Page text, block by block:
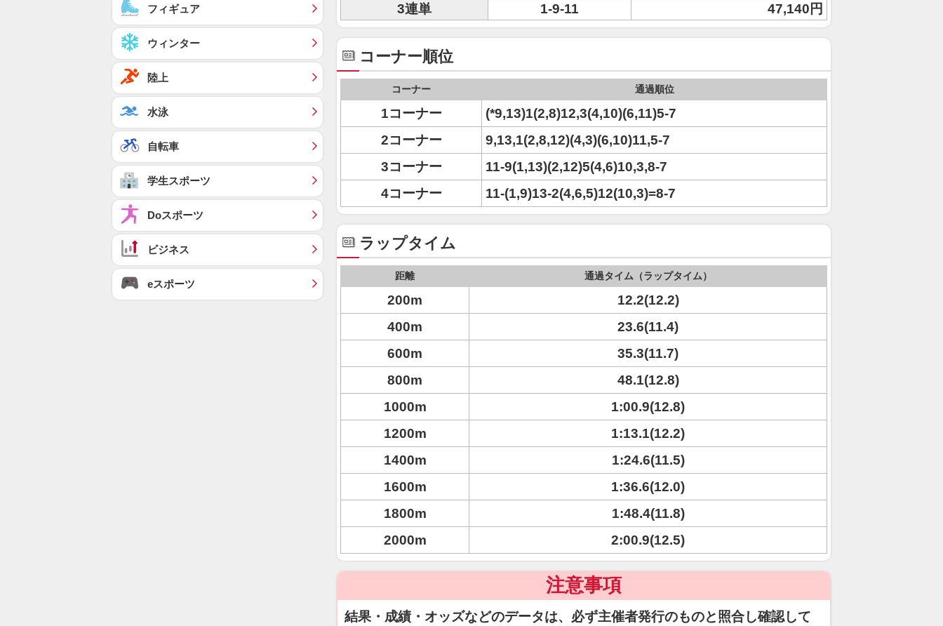
3連単
1-9-11 47,140円
コーナー順位
コーナー 通過順位
1コーナー
(*9,13)1(2,8)12,3(4,10)(6,11)5-7
2コーナー
9,13,1(2,8,12)(4,3)(6,10)11,5-7
3コーナー
11-9(1,13)(2,12)5(4,6)10,3,8-7
4コーナー
11-(1,9)13-2(4,6,5)12(10,3)=8-7
ラップタイム
距離 通過タイム（ラップタイム）
200m
12.2(12.2)
400m
23.6(11.4)
600m
35.3(11.7)
800m
48.1(12.8)
1000m
1:00.9(12.8)
1200m
1:13.1(12.2)
1400m
1:24.6(11.5)
1600m
1:36.6(12.0)
1800m
1:48.4(11.8)
2000m
2:00.9(12.5)
注意事項
結果・成績・オッズなどのデータは、必ず主催者発行のものと照合し確認して
フィギュア
ウィンター
陸上
水泳
自転車
学生スポーツ
Doスポーツ
ビジネス
eスポーツ